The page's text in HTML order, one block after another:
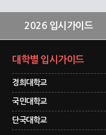
2026 입시가이드
대학별 입시가이드
경희대학교
국민대학교
단국대학교